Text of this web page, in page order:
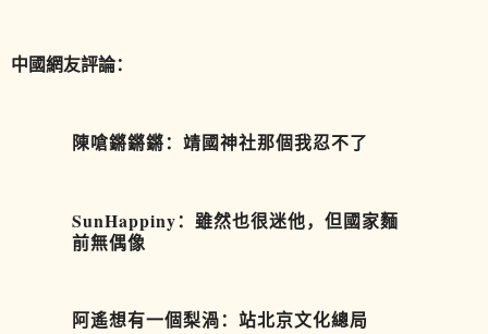
中國網友評論：
陳嗆鏘鏘鏘：靖國神社那個我忍不了
SunHappiny：雖然也很迷他，但國家麵
前無偶像
阿遙想有一個梨渦：站北京文化總局